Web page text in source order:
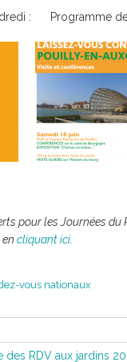
: Programme
pour les Journées du
cliquant ici.
vous nationaux
des RDV aux jardins